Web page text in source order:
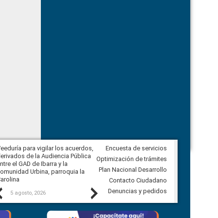
Previous
para vigilar los acuerdos,
de la Audiencia Pública
el GAD de Ibarra y la
Urbina, parroquia la
5 agosto, 2026
CPCCS convoca a Veeduría
Ciudadana para vigilar el concurso
en la Universidad de Cuenca
5 agosto, 2026
Next
Encuesta de servicios
Optimización de trámites
Plan Nacional Desarrollo
Contacto Ciudadano
Denuncias y pedidos